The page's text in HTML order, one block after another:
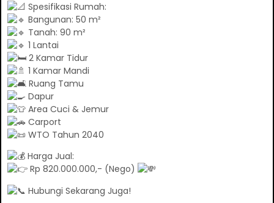
Spesifikasi Rumah:
Bangunan: 50 m²
Tanah: 90 m²
1 Lantai
2 Kamar Tidur
1 Kamar Mandi
Ruang Tamu
Dapur
Area Cuci & Jemur
Carport
WTO Tahun 2040
Harga Jual:
Rp 820.000.000,- (Nego)
Hubungi Sekarang Juga!